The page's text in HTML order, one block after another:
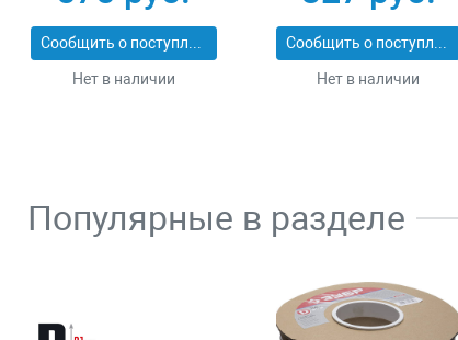
65 41147_z01
Сообщить о поступлении
Нет в наличии
Сообщить о поступлении
Нет в наличии
Популярные в разделе